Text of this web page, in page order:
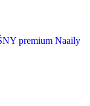
premium Naaily